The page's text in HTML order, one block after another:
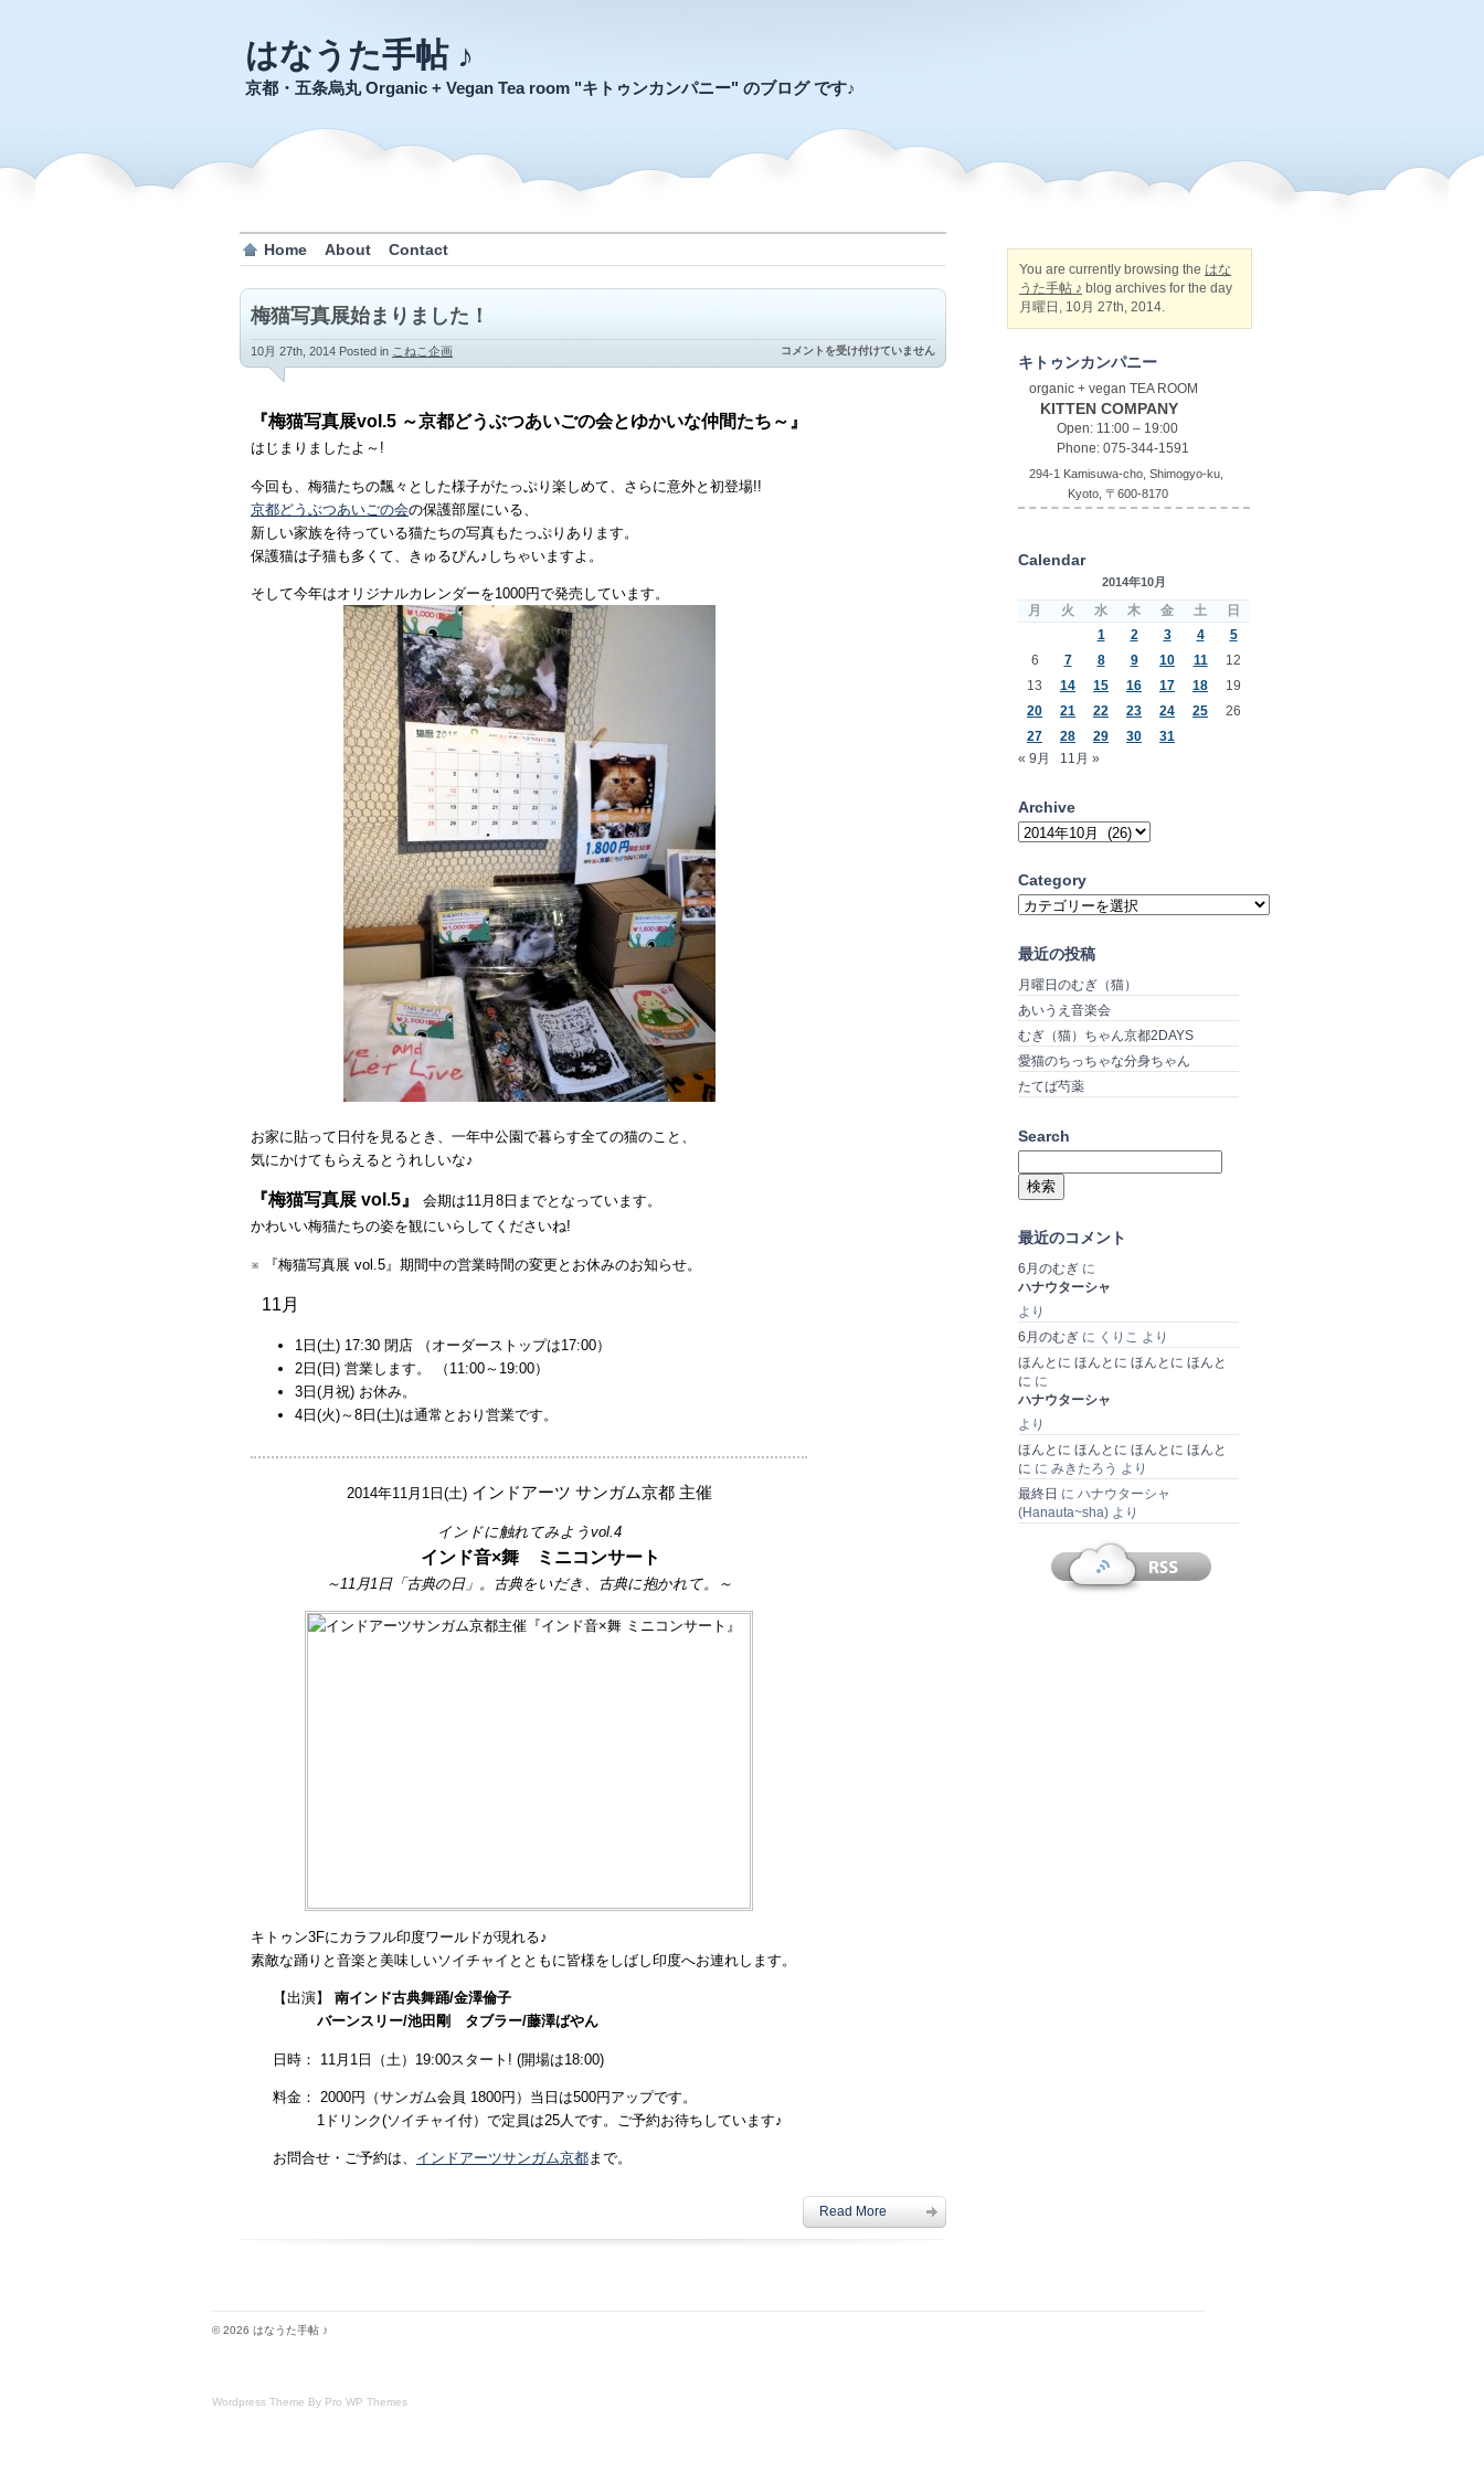
はなうた手帖 ♪
京都・五条烏丸 Organic + Vegan Tea room "キトゥンカンパニー" のブログ です♪
Home About Contact
梅猫写真展始まりました！
10月 27th, 2014 Posted in こねこ企画
梅
猫
始
コメントを受け付けていません
『梅猫写真展vol.5 ～京都どうぶつあいごの会とゆかいな仲間たち～』
はじまりましたよ～!
今回も、梅猫たちの飄々とした様子がたっぷり楽しめて、さらに意外と初登場!!
京都どうぶつあいごの会の保護部屋にいる、
新しい家族を待っている猫たちの写真もたっぷりあります。
保護猫は子猫も多くて、きゅるぴん♪しちゃいますよ。
そして今年はオリジナルカレンダーを1000円で発売しています。
お家に貼って日付を見るとき、一年中公園で暮らす全ての猫のこと、
気にかけてもらえるとうれしいな♪
『梅猫写真展 vol.5』
会期は11月8日までとなっています。
かわいい梅猫たちの姿を観にいらしてくださいね!
※ 『梅猫写真展 vol.5』期間中の営業時間の変更とお休みのお知らせ。
11月
1日(土) 17:30 閉店 （オーダーストップは17:00）
2日(日) 営業します。 （11:00～19:00）
3日(月祝) お休み。
4日(火)～8日(土)は通常とおり営業です。
2014年11月1日(土) インドアーツ サンガム京都 主催
インドに触れてみよう vol.4
インド音×舞 ミニコンサート
～11月1日「古典の日」。古典をいだき、古典に抱かれて。～
キトゥン3Fにカラフル印度ワールドが現れる♪
素敵な踊りと音楽と美味しいソイチャイとともに皆様をしばし印度へお連れします。
【出演】
南インド古典舞踊/金澤倫子
バーンスリー/池田剛 タブラー/藤澤ばやん
日時： 11月1日（土）19:00スタート! (開場は18:00)
料金： 2000円（サンガム会員 1800円）当日は500円アップです。
1ドリンク(ソイチャイ付）で定員は25人です。ご予約お待ちしています♪
お問合せ・ご予約は、 インドアーツサンガム京都まで。
Read More
You are currently browsing the はな
うた手帖 ♪ blog archives for the day
月曜日, 10月 27th, 2014.
キトゥンカンパニー
organic + vegan TEA ROOM
KITTEN COMPANY
Open: 11:00 – 19:00
Phone: 075-344-1591
294-1 Kamisuwa-cho, Shimogyo-ku,
Kyoto, 〒600-8170
Calendar
2014年10月
月 火 水 木 金 土
日
1
2 3 4
5
6
7 8 9 10 11
12
13
14 15 16 17 18
19
20
21 22 23 24 25
26
27
28 29 30
31
« 9月
11月 »
Archive
Archive
Category
Category
最近の投稿
月曜日のむぎ（猫）
あいうえ音楽会
むぎ（猫）ちゃん京都2DAYS
愛猫のちっちゃな分身ちゃん
たてば芍薬
Search
索:
最近のコメント
6月のむぎ に
ハナウターシャ
より
6月のむぎ に くりこ より
ほんとに ほんとに ほんとに ほんと
に に
ハナウターシャ
より
ほんとに ほんとに ほんとに ほんと
に に みきたろう より
最終日 に ハナウターシャ
(Hanauta~sha) より
© 2026 はなうた手帖 ♪
Wordpress Theme By Pro WP Themes